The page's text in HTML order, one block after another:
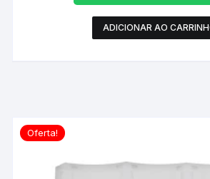
ADICIONAR AO
Oferta!